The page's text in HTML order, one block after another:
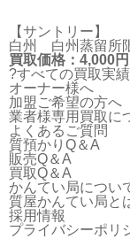
【サントリー】
白州 白州蒸留所
買取価格：4,000円
?すべての買取実
オーナー様へ
加盟ご希望の方へ
業者様専用買取に
よくあるご質問
質預かりQ＆A
販売Q＆A
買取Q＆A
かんてい局につい
質屋かんてい局と
採用情報
プライバシーポリ